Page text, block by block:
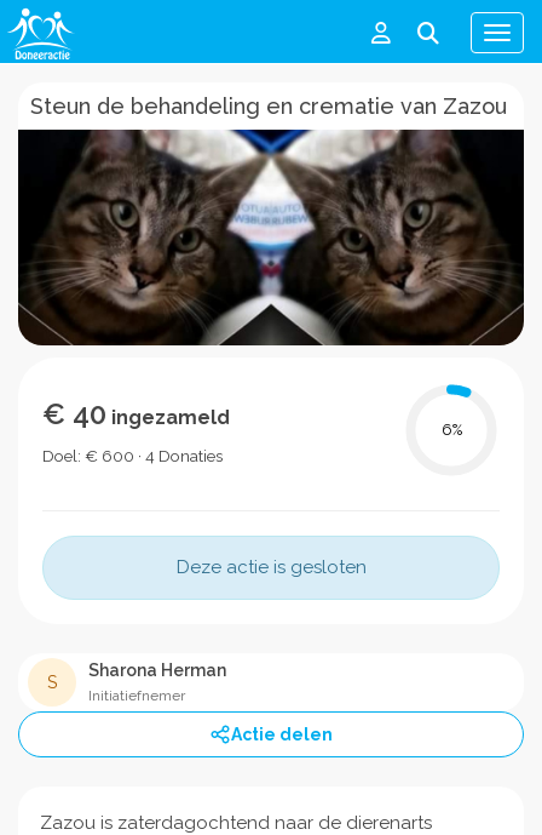
Menu
Steun de behandeling en crematie van Zazou
€ 40 ingezameld
Doel: € 600 · 4 Donaties
6%
Deze actie is gesloten
S
Sharona Herman
Initiatiefnemer
Actie delen
Zazou is zaterdagochtend naar de dierenarts